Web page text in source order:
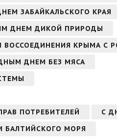
ЗАБАЙКАЛЬСКОГО КРАЯ
ДНЕМ ДИКОЙ ПРИРОДЫ
ВОССОЕДИНЕНИЯ КРЫМА С
ДНЕМ БЕЗ МЯСА
ПОТРЕБИТЕЛЕЙ
С
БАЛТИЙСКОГО МОРЯ